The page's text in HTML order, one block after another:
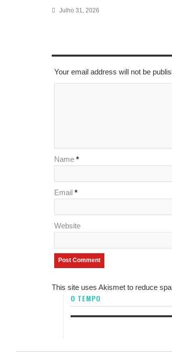
Julho 31, 2026
Your email address will not be
Name *
Email *
Website
This site uses Akismet to reduce
O TEMPO